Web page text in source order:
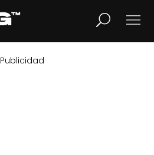
LIFESTYLE
Publicidad